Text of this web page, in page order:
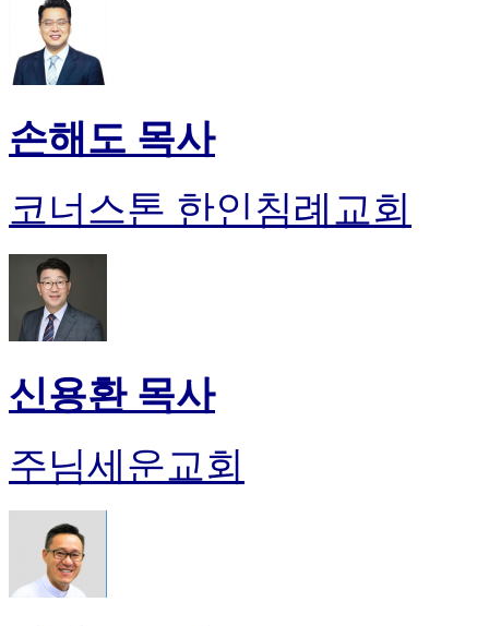
손해도 목사
코너스톤 한인침례교회
신용환 목사
주님세운교회